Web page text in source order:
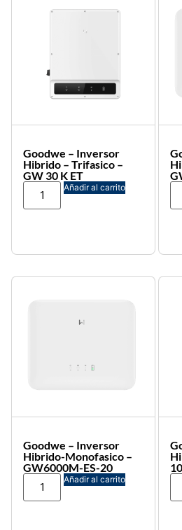
Goodwe – Inversor
Hibrido – Trifasico –
GW 30 K ET
Añadir al carrito
Goodwe – Inversor
Hibrido-Monofasico –
GW6000M-ES-20
Añadir al carrito